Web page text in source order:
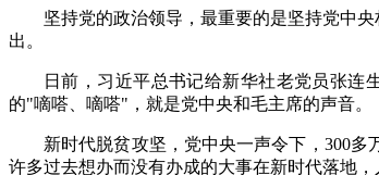
坚持党的政治领导，最重要的是坚持党中
出。
日前，习近平总书记给新华社老党员张
的"嘀嗒、嘀嗒"，就是党中央和毛主席的声音。
新时代脱贫攻坚，党中央一声令下，300
许多过去想办而没有办成的大事在新时代落地